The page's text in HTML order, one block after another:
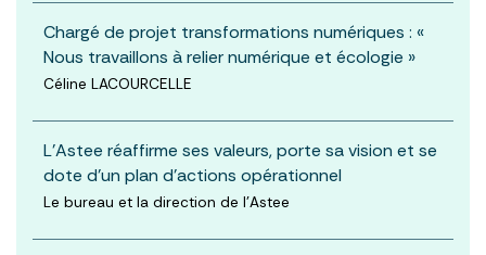
Chargé de projet transformations numériques : «
Nous travaillons à relier numérique et écologie »
Céline LACOURCELLE
L’Astee réaffirme ses valeurs, porte sa vision et se
dote d’un plan d’actions opérationnel
Le bureau et la direction de l'Astee